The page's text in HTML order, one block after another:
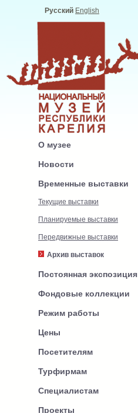
Русский English
О музее
Новости
Временные выставки
Текущие выставки
Планируемые выставки
Передвижные выставки
Архив выставок
Постоянная экспозиция
Фондовые коллекции
Режим работы
Цены
Посетителям
Турфирмам
Специалистам
Проекты